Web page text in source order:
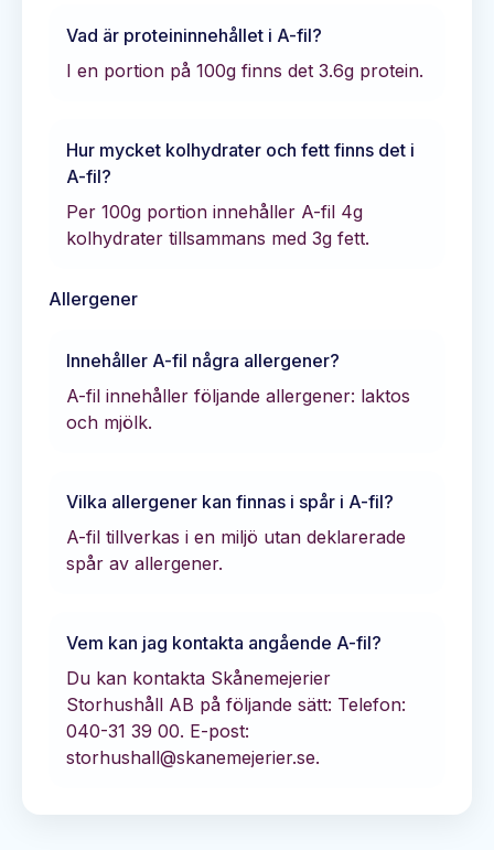
Vad är proteininnehållet i A-fil?
I en portion på 100g finns det 3.6g protein.
Hur mycket kolhydrater och fett finns det i
A-fil?
Per 100g portion innehåller A-fil 4g
kolhydrater tillsammans med 3g fett.
Allergener
Innehåller A-fil några allergener?
A-fil innehåller följande allergener: laktos
och mjölk.
Vilka allergener kan finnas i spår i A-fil?
A-fil tillverkas i en miljö utan deklarerade
spår av allergener.
Vem kan jag kontakta angående A-fil?
Du kan kontakta Skånemejerier
Storhushåll AB på följande sätt: Telefon:
040-31 39 00. E-post:
storhushall@skanemejerier.se.